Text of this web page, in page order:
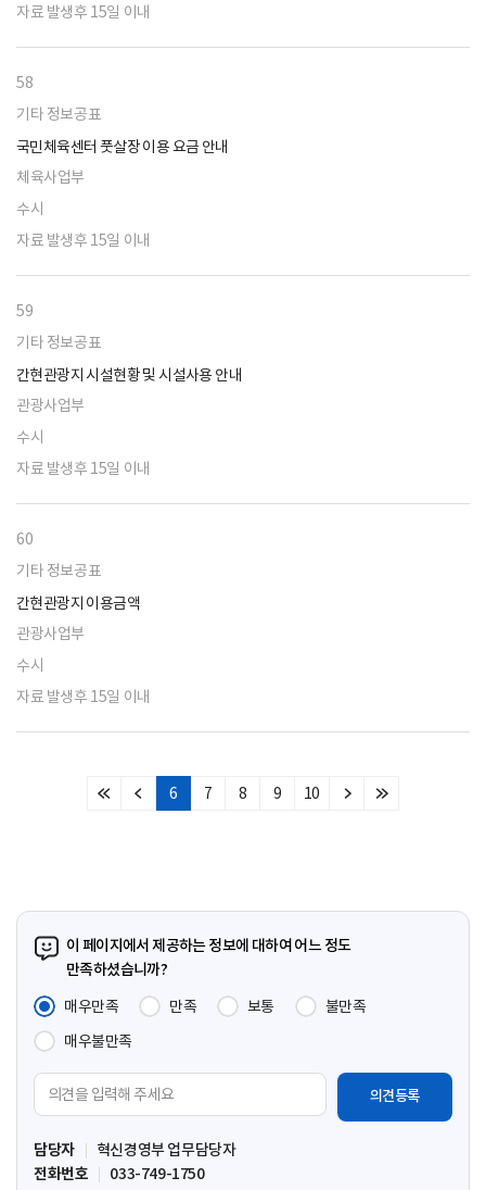
자료 발생후 15일 이내
58
기타 정보공표
국민체육센터 풋살장 이용 요금 안내
체육사업부
수시
자료 발생후 15일 이내
59
기타 정보공표
간현관광지 시설현황 및 시설사용 안내
관광사업부
수시
자료 발생후 15일 이내
60
기타 정보공표
간현관광지 이용금액
관광사업부
수시
자료 발생후 15일 이내
처
이
6 7 8 9 10
다
마
이 페이지에서 제공하는 정보에 대하여 어느 정도
만족하셨습니까?
매우만족
만족 보통
불만족
매우불만족
견
입
력
담당자
혁신경영부 업무담당자
전화번호
033-749-1750